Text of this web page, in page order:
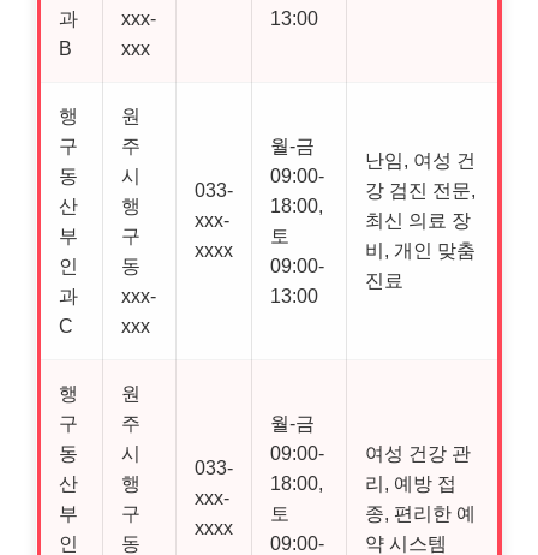
과
B
xxx-
xxx
13:00
행
구
동
산
부
인
과
C
원
주
시
행
구
동
xxx-
xxx
033-
xxx-
xxxx
월-금
09:00-
18:00,
토
09:00-
13:00
난임, 여성 건
강 검진 전문,
최신 의료 장
비, 개인 맞춤
진료
행
구
동
산
부
인
원
주
시
행
구
동
033-
xxx-
xxxx
월-금
09:00-
18:00,
토
09:00-
여성 건강 관
리, 예방 접
종, 편리한 예
약 시스템